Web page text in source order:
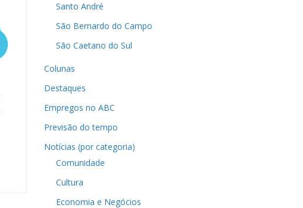
Santo André
São Bernardo do Campo
São Caetano do Sul
Colunas
Destaques
Empregos no ABC
Previsão do tempo
Notícias (por categoria)
Comunidade
Cultura
Economia e Negócios